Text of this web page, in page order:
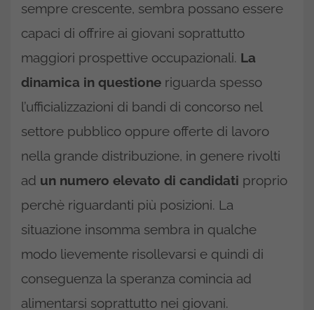
sempre crescente, sembra possano essere
capaci di offrire ai giovani soprattutto
maggiori prospettive occupazionali. La
dinamica in questione riguarda spesso
l’ufficializzazioni di bandi di concorso nel
settore pubblico oppure offerte di lavoro
nella grande distribuzione, in genere rivolti
ad un numero elevato di candidati proprio
perchè riguardanti più posizioni. La
situazione insomma sembra in qualche
modo lievemente risollevarsi e quindi di
conseguenza la speranza comincia ad
alimentarsi soprattutto nei giovani.